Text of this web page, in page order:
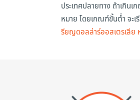
ประเทศปลายทาง ถ้าเกิน
หมาย โดยเกณฑ์ขั้นต่ำ จะเ
รียญดอลล่าร์ออสเตรเลีย